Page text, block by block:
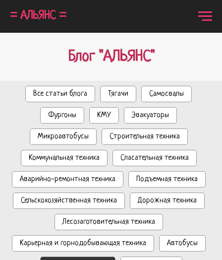
= АЛЬЯНС =
Блог "АЛЬЯНС"
Все статьи блога Тягачи Самосвалы
Фургоны КМУ Эвакуаторы
Микроавтобусы Строительная техника
Коммунальная техника Спасательная техника
Аварийно-ремонтная техника Подъемная техника
Сельскохозяйственная техника Дорожная техника
Лесозаготовительная техника
Карьерная и горнодобывающая техника Автобусы